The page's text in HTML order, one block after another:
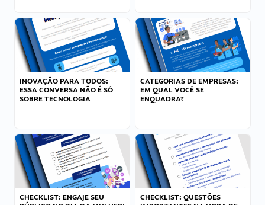
INOVAÇÃO PARA TODOS:
ESSA CONVERSA NÃO É SÓ
SOBRE TECNOLOGIA
CATEGORIAS DE EMPRESAS:
EM QUAL VOCÊ SE
ENQUADRA?
CHECKLIST: ENGAJE SEU
CHECKLIST: QUESTÕES